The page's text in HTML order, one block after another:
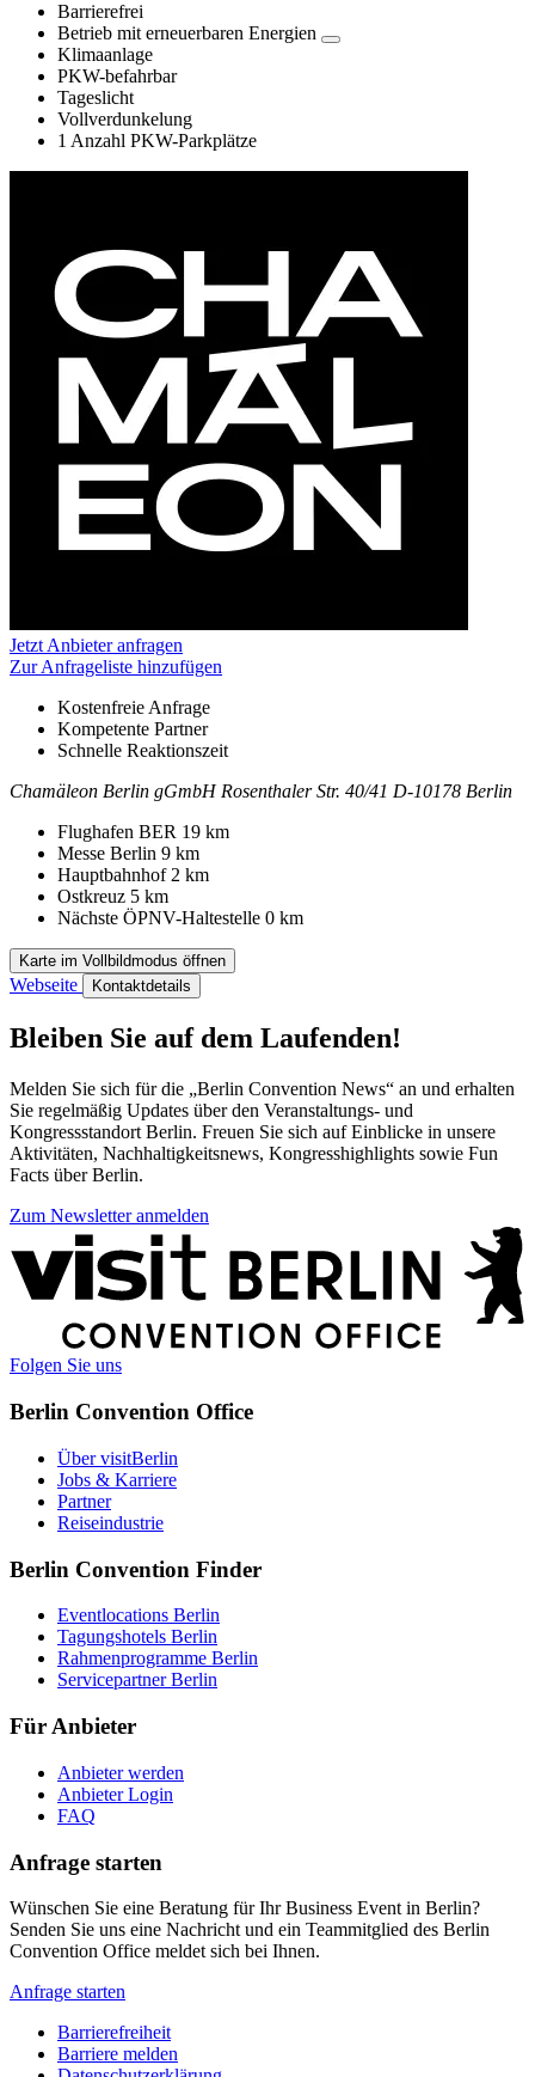
Barrierefrei
Betrieb mit erneuerbaren Energien
Klimaanlage
PKW-befahrbar
Tageslicht
Vollverdunkelung
1 Anzahl PKW-Parkplätze
Jetzt Anbieter anfragen
Zur Anfrageliste hinzufügen
Kostenfreie Anfrage
Kompetente Partner
Schnelle Reaktionszeit
Adresse
Chamäleon Berlin gGmbH Rosenthaler Str. 40/41 D-10178 Berlin
Flughafen BER 19 km
Messe Berlin 9 km
Hauptbahnhof 2 km
Ostkreuz 5 km
Nächste ÖPNV-Haltestelle 0 km
Karte im Vollbildmodus öffnen
Webseite Kontaktdetails
Bleiben Sie auf dem Laufenden!
Melden Sie sich für die „Berlin Convention News“ an und erhalten
Sie regelmäßig Updates über den Veranstaltungs- und
Kongressstandort Berlin. Freuen Sie sich auf Einblicke in unsere
Aktivitäten, Nachhaltigkeitsnews, Kongresshighlights sowie Fun
Facts über Berlin.
Zum Newsletter anmelden
Weitere
Informationen
Folgen Sie uns
Berlin Convention Office
Über visitBerlin
Jobs & Karriere
Partner
Reiseindustrie
Berlin Convention Finder
Eventlocations Berlin
Tagungshotels Berlin
Rahmenprogramme Berlin
Servicepartner Berlin
Für Anbieter
Anbieter werden
Anbieter Login
FAQ
Anfrage starten
Wünschen Sie eine Beratung für Ihr Business Event in Berlin?
Senden Sie uns eine Nachricht und ein Teammitglied des Berlin
Convention Office meldet sich bei Ihnen.
Anfrage starten
Metanavigation
Barrierefreiheit
Barriere melden